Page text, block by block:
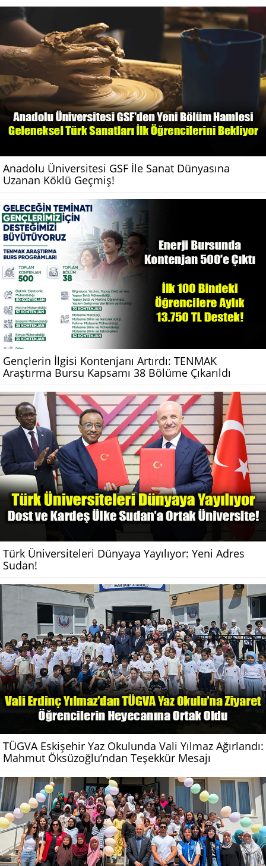
Anadolu Üniversitesi GSF İle Sanat Dünyasına
Uzanan Köklü Geçmiş!
Gençlerin İlgisi Kontenjanı Artırdı: TENMAK
Araştırma Bursu Kapsamı 38 Bölüme Çıkarıldı
Türk Üniversiteleri Dünyaya Yayılıyor: Yeni Adres
Sudan!
TÜGVA Eskişehir Yaz Okulunda Vali Yılmaz Ağırlandı:
Mahmut Öksüzoğlu’ndan Teşekkür Mesajı